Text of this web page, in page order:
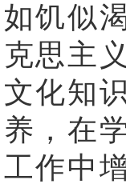
如饥似
克思主
文化知
养，在
工作中